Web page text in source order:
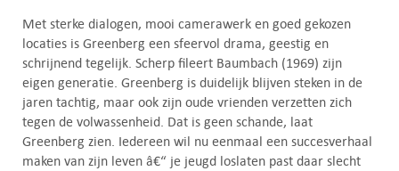
Met sterke dialogen, mooi camerawerk en goed gekozen
locaties is Greenberg een sfeervol drama, geestig en
schrijnend tegelijk. Scherp fileert Baumbach (1969) zijn
eigen generatie. Greenberg is duidelijk blijven steken in de
jaren tachtig, maar ook zijn oude vrienden verzetten zich
tegen de volwassenheid. Dat is geen schande, laat
Greenberg zien. Iedereen wil nu eenmaal een succesverhaal
maken van zijn leven â€“ je jeugd loslaten past daar slecht